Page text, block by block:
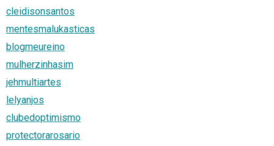
cleidisonsantos
mentesmalukasticas
blogmeureino
mulherzinhasim
jehmultiartes
lelyanjos
clubedoptimismo
protectorarosario